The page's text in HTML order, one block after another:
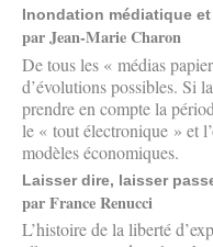
Inondation médiatique
par Jean-Marie Charon
De tous les « médias
d’évolutions possibles. Si
prendre en compte la
le « tout électronique » et
modèles économiques.
Laisser dire, laisser
par France Renucci
L’histoire de la liberté